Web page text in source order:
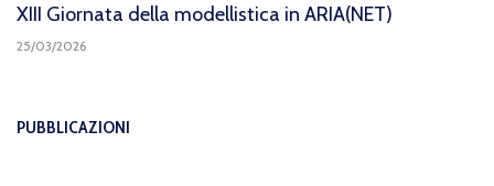
XIII Giornata della modellistica in ARIA(NET)
25/03/2026
PUBBLICAZIONI